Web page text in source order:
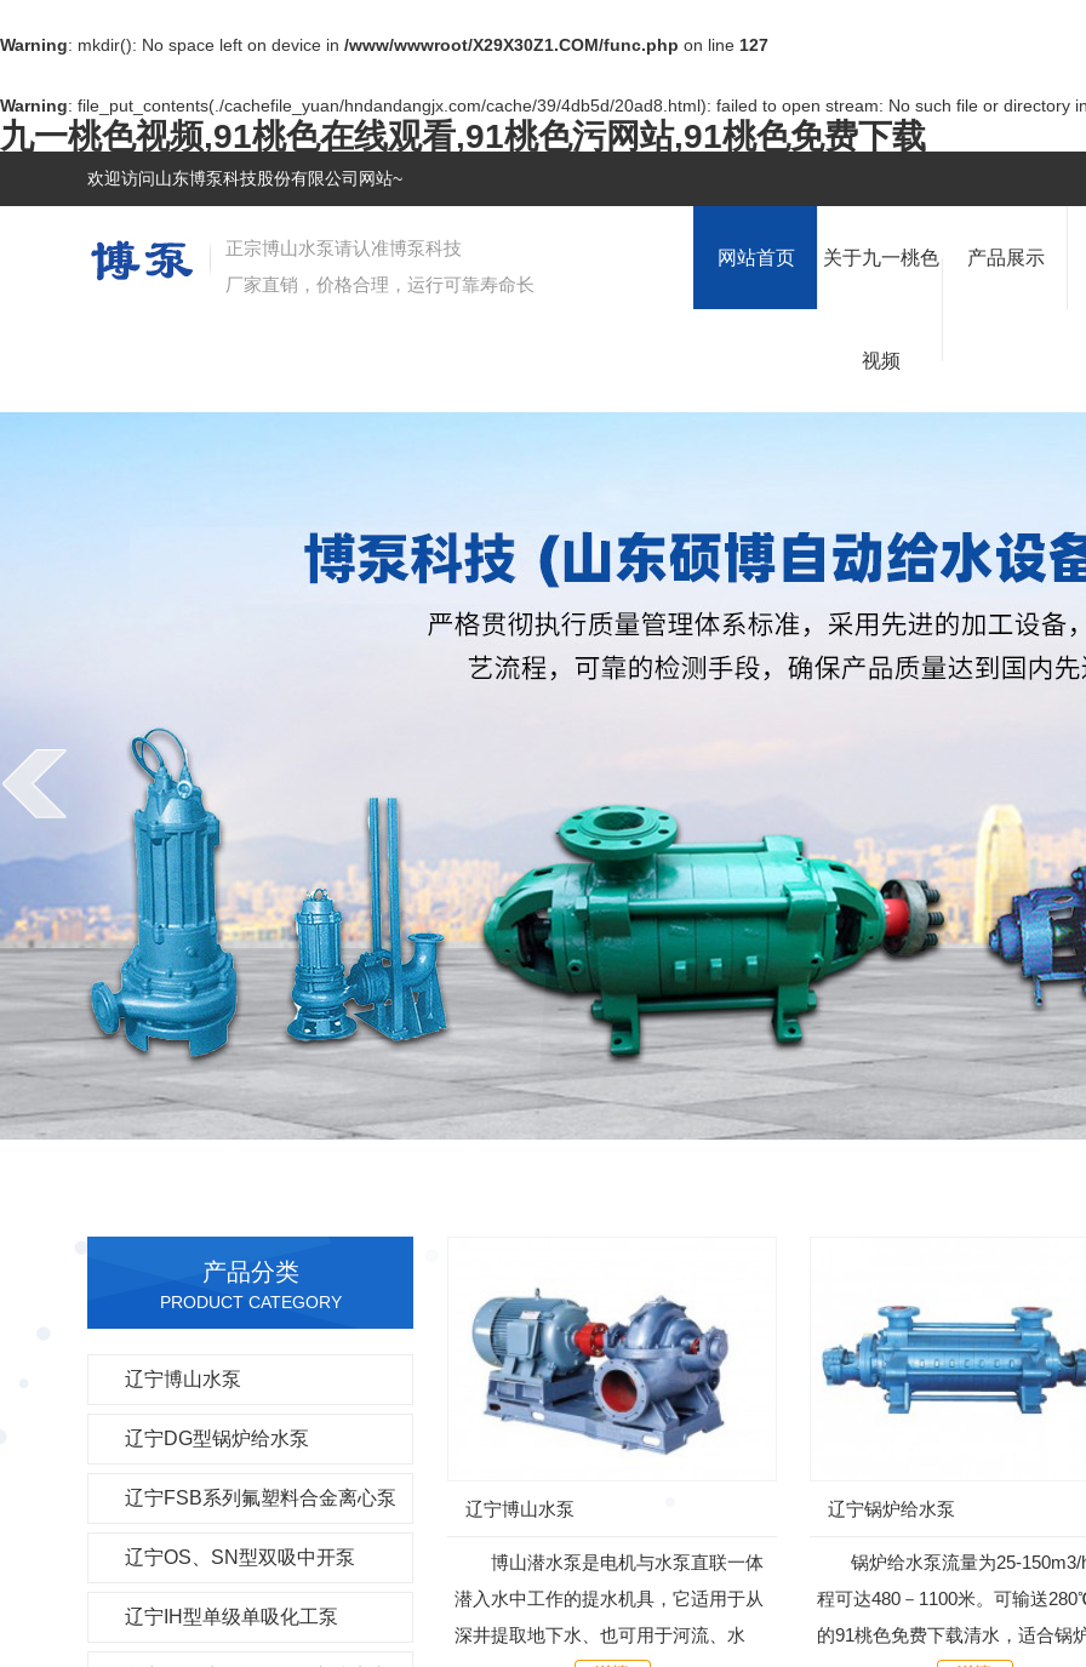
Warning: mkdir(): No space left on device in /www/wwwroot/X29X30Z1.COM/func.php on line 127
Warning: file_put_contents(./cachefile_yuan/hndandangjx.com/cache/39/4db5d/20ad8.html): failed to open stream: No such file or directory in
九一桃色视频,91桃色在线观看,91桃色污网站,91桃色免费下载
欢迎访问山东博泵科技股份有限公司网站~
正宗博山水泵请认准博泵科技
厂家直销，价格合理，运行可靠寿命长
网站首页 关于九一桃色
视频
产品展示
产品分类
PRODUCT CATEGORY
辽宁博山水泵
辽宁DG型锅炉给水泵
辽宁FSB系列氟塑料合金离心泵
辽宁OS、SN型双吸中开泵
辽宁IH型单级单吸化工泵
辽宁博山水泵
博山潜水泵是电机与水泵直联一体
潜入水中工作的提水机具，它适用于从
深井提取地下水、也可用于河流、水
辽宁锅炉给水泵
锅炉给水泵流量为25-150m3/
程可达480－1100米。可输送
的91桃色免费下载清水，适合锅